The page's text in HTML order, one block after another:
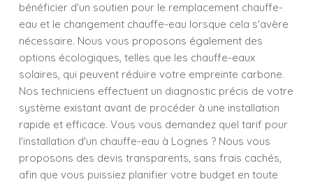
bénéficier d'un soutien pour le remplacement chauffe-
eau et le changement chauffe-eau lorsque cela s'avère
nécessaire. Nous vous proposons également des
options écologiques, telles que les chauffe-eaux
solaires, qui peuvent réduire votre empreinte carbone.
Nos techniciens effectuent un diagnostic précis de votre
système existant avant de procéder à une installation
rapide et efficace. Vous vous demandez quel tarif pour
l'installation d'un chauffe-eau à Lognes ? Nous vous
proposons des devis transparents, sans frais cachés,
afin que vous puissiez planifier votre budget en toute